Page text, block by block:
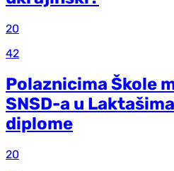
20
42
Polaznicima Škole
SNSD-a u
diplome
20